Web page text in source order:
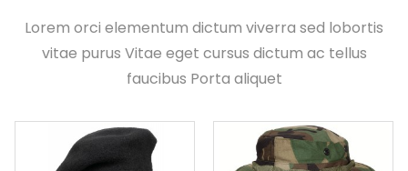
Lorem orci elementum dictum viverra sed lobortis
vitae purus Vitae eget cursus dictum ac tellus
faucibus Porta aliquet